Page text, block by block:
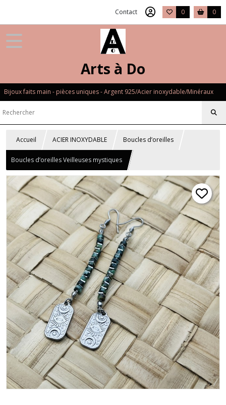
Contact 0 0
Arts à Do
Bijoux faits main - pièces uniques - Argent 925/Acier inoxydable/Minéraux
Accueil ACIER INOXYDABLE Boucles d’oreilles
Boucles d’oreilles Veilleuses mystiques